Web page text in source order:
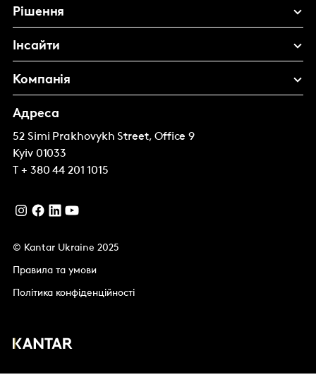
Рішення
Інсайти
Компанія
Адреса
52 Simi Prakhovykh Street, Office 9
Kyiv 01033
T + 380 44 201 1015
© Kantar Ukraine 2025
Правила та умови
Політика конфіденційності